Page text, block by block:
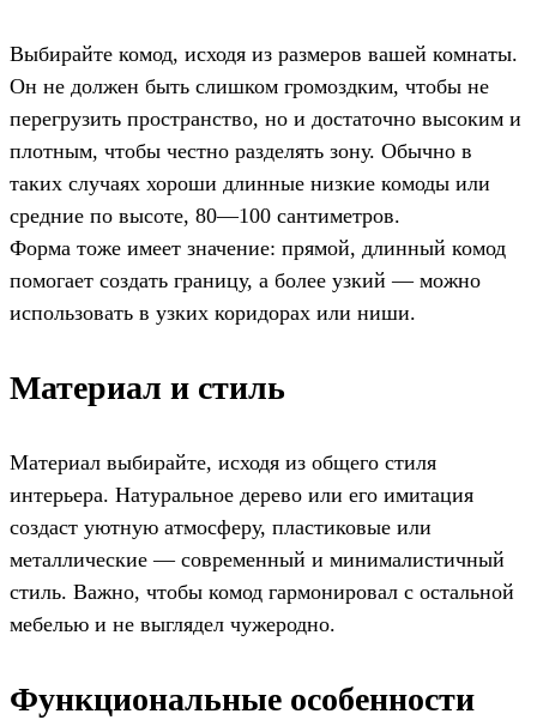
Выбирайте комод, исходя из размеров вашей комнаты.
Он не должен быть слишком громоздким, чтобы не
перегрузить пространство, но и достаточно высоким и
плотным, чтобы честно разделять зону. Обычно в
таких случаях хороши длинные низкие комоды или
средние по высоте, 80—100 сантиметров.
Форма тоже имеет значение: прямой, длинный комод
помогает создать границу, а более узкий — можно
использовать в узких коридорах или ниши.
Материал и стиль
Материал выбирайте, исходя из общего стиля
интерьера. Натуральное дерево или его имитация
создаст уютную атмосферу, пластиковые или
металлические — современный и минималистичный
стиль. Важно, чтобы комод гармонировал с остальной
мебелью и не выглядел чужеродно.
Функциональные особенности